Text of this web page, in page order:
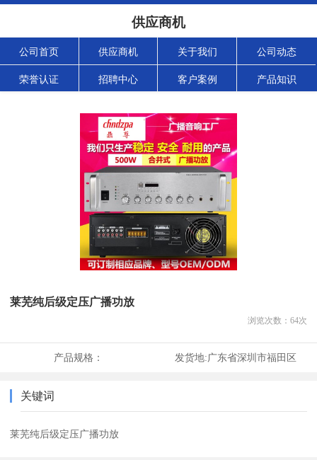
供应商机
公司首页 供应商机 关于我们 公司动态
荣誉认证 招聘中心 客户案例 产品知识
莱芜纯后级定压广播功放
浏览次数： 64次
产品规格： 发货地:广东省深圳市福田区
关键词
莱芜纯后级定压广播功放